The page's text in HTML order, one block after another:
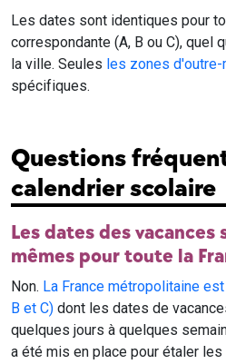
Les dates sont identiques pour
correspondante (A, B ou C), quel
la ville. Seules les zones d'outre-
spécifiques.
Questions
calendrier scolaire
Les dates des vacances
mêmes pour toute la
Non. La France métropolitaine
B et C) dont les dates de
quelques jours à quelques
a été mis en place pour étaler